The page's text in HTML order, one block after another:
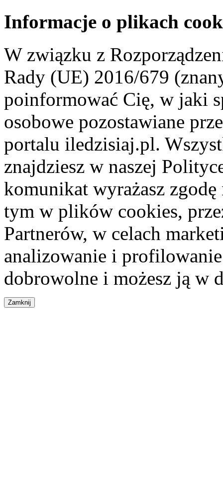
Informacje o plikach
W związku z
Rady (UE) 2016/679
poinformować Cię, w jaki
osobowe pozostawiane
portalu iledzisiaj.pl.
znajdziesz w naszej
komunikat wyrażasz
tym w plików cookies,
Partnerów, w celach
analizowanie i
dobrowolne i możesz ją w